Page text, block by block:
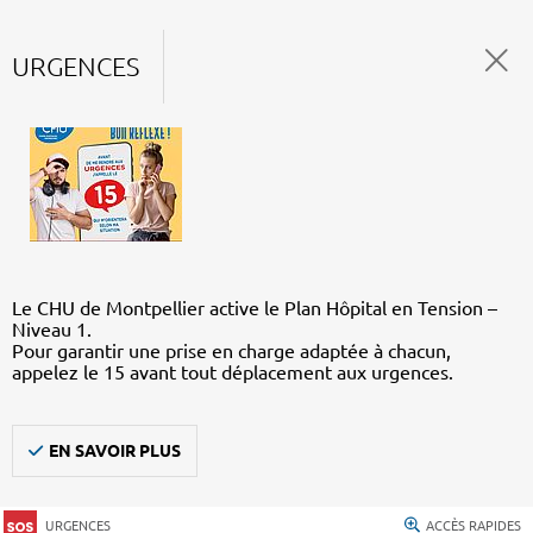
URGENCES
Le CHU de Montpellier active le Plan Hôpital en Tension –
Niveau 1.
Pour garantir une prise en charge adaptée à chacun,
appelez le 15 avant tout déplacement aux urgences.
EN SAVOIR PLUS
URGENCES ACCÈS RAPIDES